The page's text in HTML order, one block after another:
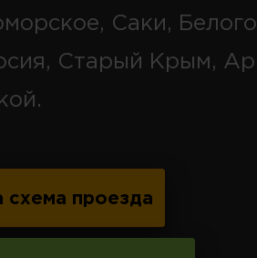
Саки,
Старый Крым,
схема проезда